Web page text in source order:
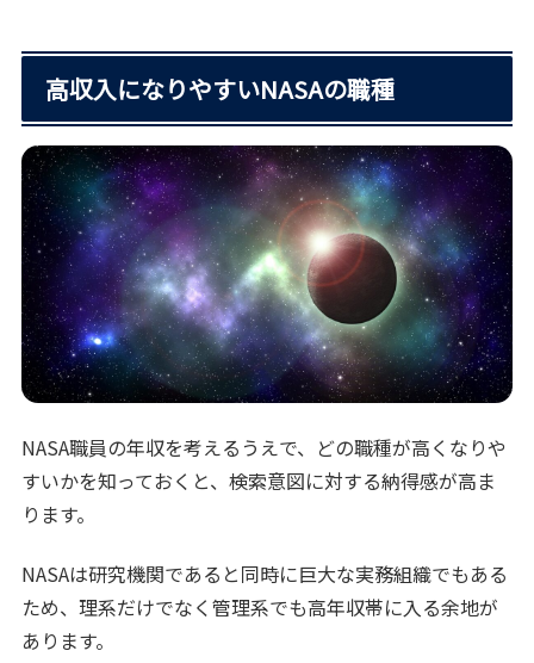
高収入になりやすいNASAの職種
NASA職員の年収を考えるうえで、どの職種が高くなりや
すいかを知っておくと、検索意図に対する納得感が高ま
ります。
NASAは研究機関であると同時に巨大な実務組織でもある
ため、理系だけでなく管理系でも高年収帯に入る余地が
あります。